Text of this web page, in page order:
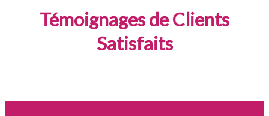
Témoignages de Clients
Satisfaits